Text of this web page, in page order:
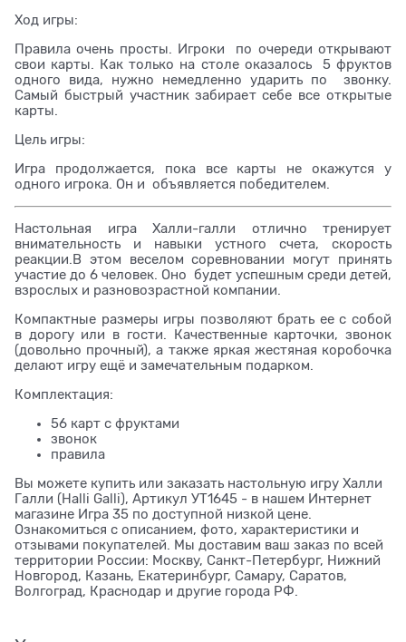
Ход игры:
Правила очень просты. Игроки по очереди открывают
свои карты. Как только на столе оказалось 5 фруктов
одного вида, нужно немедленно ударить по звонку.
Самый быстрый участник забирает себе все открытые
карты.
Цель игры:
Игра продолжается, пока все карты не окажутся у
одного игрока. Он и объявляется победителем.
Настольная игра Халли-галли отлично тренирует
внимательность и навыки устного счета, скорость
реакции.В этом веселом соревновании могут принять
участие до 6 человек. Оно будет успешным среди детей,
взрослых и разновозрастной компании.
Компактные размеры игры позволяют брать ее с собой
в дорогу или в гости. Качественные карточки, звонок
(довольно прочный), а также яркая жестяная коробочка
делают игру ещё и замечательным подарком.
Комплектация:
56 карт с фруктами
звонок
правила
Вы можете купить или заказать настольную игру Халли
Галли (Halli Galli), Артикул УТ1645 - в нашем Интернет
магазине Игра 35 по доступной низкой цене.
Ознакомиться с описанием, фото, характеристики и
отзывами покупателей. Мы доставим ваш заказ по всей
территории России: Москву, Санкт-Петербург, Нижний
Новгород, Казань, Екатеринбург, Самару, Саратов,
Волгоград, Краснодар и другие города РФ.